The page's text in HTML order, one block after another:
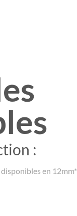
:
en 12mm*